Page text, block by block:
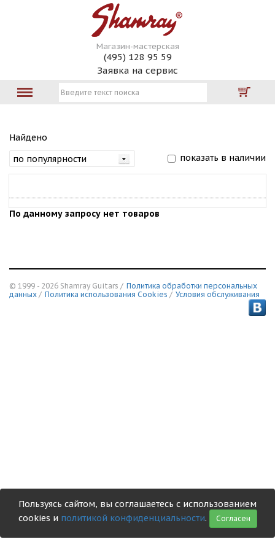
Магазин-мастерская
(495) 128 95 59
Заявка на сервис
Найдено
показать в наличии
По данному запросу нет товаров
© 1999 - 2026 Shamray Guitars / Политика обработки персональных
данных / Политика использования Сookies / Условия обслуживания
Пользуясь сайтом, вы соглашаетесь с использованием
cookies и политикой конфиденциальности. Согласен